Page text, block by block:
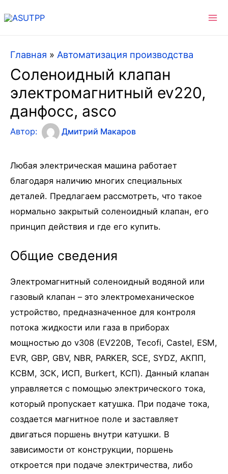
Главная » Автоматизация производства
Соленоидный клапан
электромагнитный ev220,
данфосс, asco
Автор: Дмитрий Макаров
Любая электрическая машина работает
благодаря наличию многих специальных
деталей. Предлагаем рассмотреть, что такое
нормально закрытый соленоидный клапан, его
принцип действия и где его купить.
Общие сведения
Электромагнитный соленоидный водяной или
газовый клапан – это электромеханическое
устройство, предназначенное для контроля
потока жидкости или газа в приборах
мощностью до v308 (EV220B, Tecofi, Castel, ESM,
EVR, GBP, GBV, NBR, PARKER, SCE, SYDZ, АКПП,
КСВМ, ЗСК, ИСП, Burkert, КСП). Данный клапан
управляется с помощью электрического тока,
который пропускает катушка. При подаче тока,
создается магнитное поле и заставляет
двигаться поршень внутри катушки. В
зависимости от конструкции, поршень
откроется при подаче электричества, либо